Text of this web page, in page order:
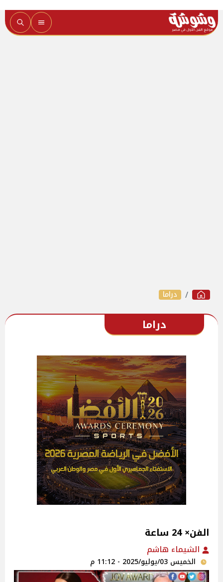
دراما
دراما
الفن× 24 ساعة
الشيماء هاشم
الخميس 03/يوليو/2025 - 11:12 م